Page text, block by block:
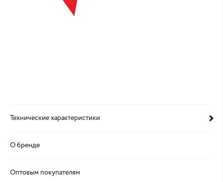
Технические характеристики
О бренде
Оптовым покупателям